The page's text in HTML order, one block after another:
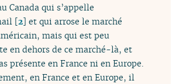
Canada qui s’appelle
[2] et qui arrose le marché
mais qui est peu
en dehors de ce marché-là, et
présente en France ni en Europe.
en France et en Europe, il